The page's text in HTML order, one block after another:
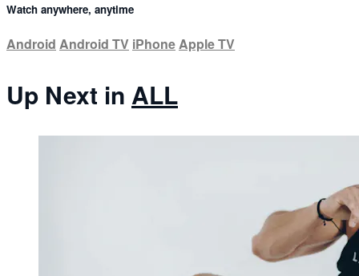
Watch anywhere, anytime
Android Android TV iPhoneApple TV
Up Next in ALL